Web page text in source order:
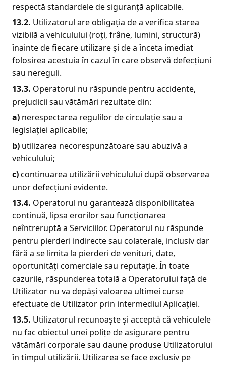
respectă standardele de siguranță aplicabile.
13.2. Utilizatorul are obligația de a verifica starea
vizibilă a vehiculului (roți, frâne, lumini, structură)
înainte de fiecare utilizare și de a înceta imediat
folosirea acestuia în cazul în care observă defecțiuni
sau nereguli.
13.3. Operatorul nu răspunde pentru accidente,
prejudicii sau vătămări rezultate din:
a) nerespectarea regulilor de circulație sau a
legislației aplicabile;
b) utilizarea necorespunzătoare sau abuzivă a
vehiculului;
c)continuarea utilizării vehiculului după observarea
unor defecțiuni evidente.
13.4. Operatorul nu garantează disponibilitatea
continuă, lipsa erorilor sau funcționarea
neîntreruptă a Serviciilor. Operatorul nu răspunde
pentru pierderi indirecte sau colaterale, inclusiv dar
fără a se limita la pierderi de venituri, date,
oportunități comerciale sau reputație. În toate
cazurile, răspunderea totală a Operatorului față de
Utilizator nu va depăși valoarea ultimei curse
efectuate de Utilizator prin intermediul Aplicației.
13.5. Utilizatorul recunoaște și acceptă că vehiculele
nu fac obiectul unei polițe de asigurare pentru
vătămări corporale sau daune produse Utilizatorului
în timpul utilizării. Utilizarea se face exclusiv pe